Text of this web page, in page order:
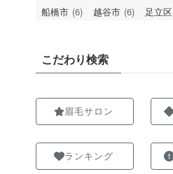
船橋市 (6) 越谷市 (6) 足立区
こだわり検索
眉毛サロン
ランキング